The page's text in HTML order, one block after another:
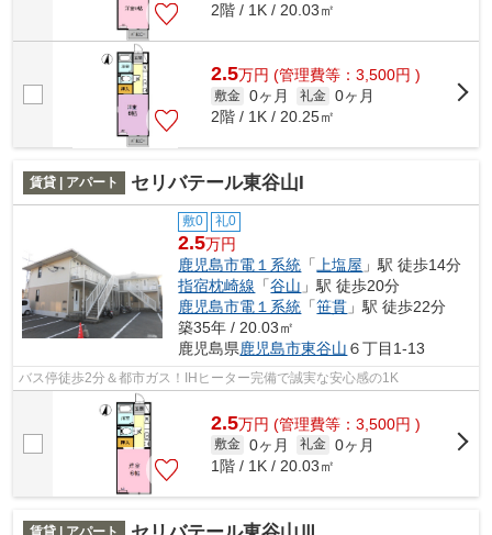
2階 / 1K / 20.03㎡
2.5万円 (管理費等：3,500円 )
敷金 0ヶ月 礼金 0ヶ月
2階 / 1K / 20.25㎡
賃貸 | アパート セリバテール東谷山I
敷0 礼0
2.5万円
鹿児島市電１系統 「上塩屋 」駅 徒歩14分
指宿枕崎線 「谷山 」駅 徒歩20分
鹿児島市電１系統 「笹貫 」駅 徒歩22分
築35年 / 20.03㎡
鹿児島県鹿児島市東谷山 ６丁目1-13
バス停徒歩2分＆都市ガス！IHヒーター完備で誠実な安心感の1K
2.5万円 (管理費等：3,500円 )
敷金 0ヶ月 礼金 0ヶ月
1階 / 1K / 20.03㎡
賃貸 | アパート